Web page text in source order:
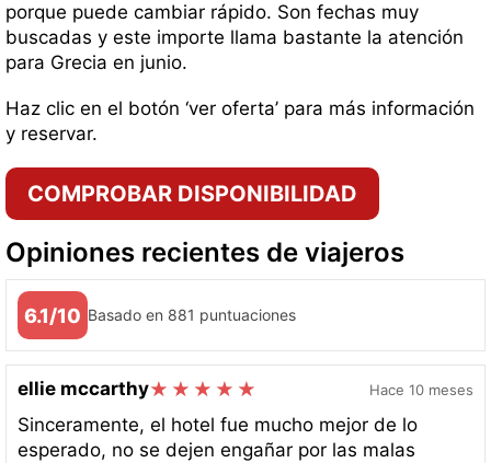
porque puede cambiar rápido. Son fechas muy
buscadas y este importe llama bastante la atención
para Grecia en junio.
Haz clic en el botón ‘ver oferta’ para más información
y reservar.
COMPROBAR DISPONIBILIDAD
Opiniones recientes de viajeros
6.1/10 Basado en 881 puntuaciones
ellie mccarthy Hace 10 meses
Sinceramente, el hotel fue mucho mejor de lo
esperado, no se dejen engañar por las malas